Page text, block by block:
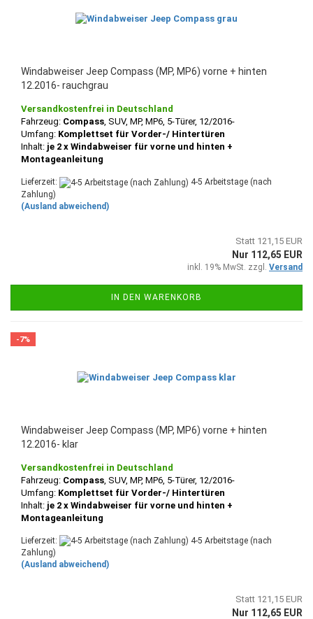
Windabweiser Jeep Compass (MP, MP6) vorne + hinten
12.2016- rauchgrau
Versandkostenfrei in Deutschland
Fahrzeug: Compass, SUV, MP, MP6, 5-Türer, 12/2016-
Umfang: Komplettset für Vorder-/ Hintertüren
Inhalt: je 2 x Windabweiser für vorne und hinten +
Montageanleitung
Lieferzeit:
4-5 Arbeitstage (nach
Zahlung)
(Ausland abweichend)
Statt 121,15 EUR
Nur 112,65 EUR
inkl. 19% MwSt. zzgl. Versand
IN DEN WARENKORB
-7%
Windabweiser Jeep Compass (MP, MP6) vorne + hinten
12.2016- klar
Versandkostenfrei in Deutschland
Fahrzeug: Compass , SUV, MP, MP6, 5-Türer, 12/2016-
Umfang: Komplettset für Vorder-/ Hintertüren
Inhalt: je 2 x Windabweiser für vorne und hinten +
Montageanleitung
Lieferzeit:
4-5 Arbeitstage (nach
Zahlung)
(Ausland abweichend)
Statt 121,15 EUR
Nur 112,65 EUR